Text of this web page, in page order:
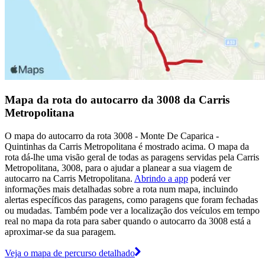
Mapa da rota do autocarro da 3008 da Carris
Metropolitana
O mapa do autocarro da rota 3008 - Monte De Caparica -
Quintinhas da Carris Metropolitana é mostrado acima. O mapa da
rota dá-lhe uma visão geral de todas as paragens servidas pela Carris
Metropolitana, 3008, para o ajudar a planear a sua viagem de
autocarro na Carris Metropolitana. Abrindo a app poderá ver
informações mais detalhadas sobre a rota num mapa, incluindo
alertas específicos das paragens, como paragens que foram fechadas
ou mudadas. Também pode ver a localização dos veículos em tempo
real no mapa da rota para saber quando o autocarro da 3008 está a
aproximar-se da sua paragem.
Veja o mapa de percurso detalhado